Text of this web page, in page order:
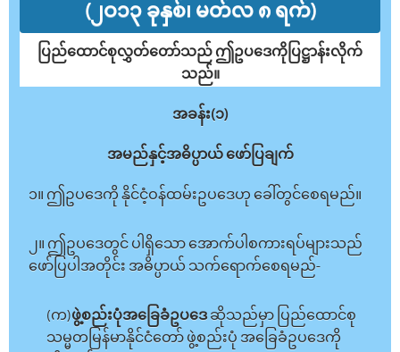
(၂ဝ၁၃ ခုနှစ်၊ မတ်လ ၈ ရက်)
ပြည်ထောင်စုလွှတ်တော်သည် ဤဥပဒေကိုပြဋ္ဌာန်းလိုက်
သည်။
အခန်း(၁)
အမည်နှင့်အဓိပ္ပာယ် ဖော်ပြချက်
၁။ ဤဥပဒေကို နိုင်ငံ့ဝန်ထမ်းဥပဒေဟု ခေါ်တွင်စေရမည်။
၂။ ဤဥပဒေတွင် ပါရှိသော အောက်ပါစကားရပ်များသည်
ဖော်ပြပါအတိုင်း အဓိပ္ပာယ် သက်ရောက်စေရမည်-
(က)ဖွဲ့စည်းပုံအခြေခံဥပဒေဆိုသည်မှာ ပြည်ထောင်စု
သမ္မတမြန်မာနိုင်ငံတော် ဖွဲ့စည်းပုံ အခြေခံဥပဒေကို